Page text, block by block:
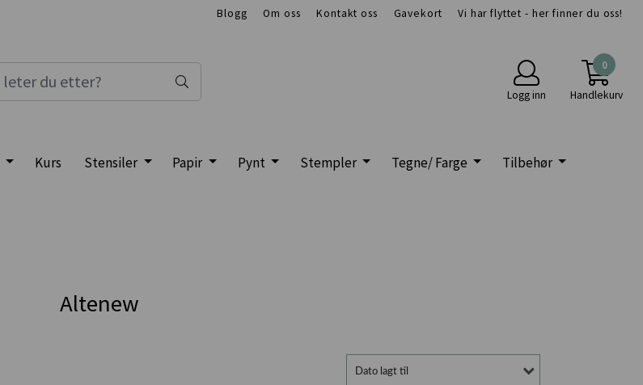
Blogg Om oss Kontakt oss Gavekort Vi har flyttet - her finner du oss!
Logg inn
0
Handlekurv
Kurs Stensiler Papir Pynt Stempler Tegne/ Farge
Tilbehør
Altenew
Dato lagt til